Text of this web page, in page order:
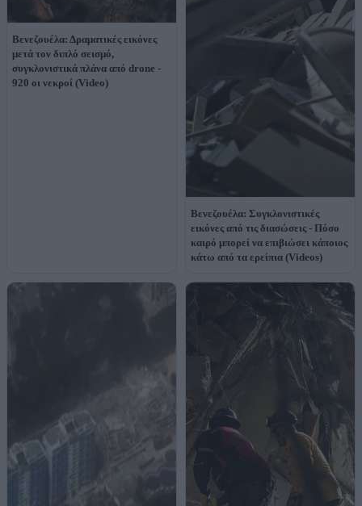
Βενεζουέλα: Δραματικές εικόνες
μετά τον διπλό σεισμό,
συγκλονιστικά πλάνα από drone -
920 οι νεκροί (Video)
Βενεζουέλα: Συγκλονιστικές
εικόνες από τις διασώσεις - Πόσο
καιρό μπορεί να επιβιώσει κάποιος
κάτω από τα ερείπια (Videos)